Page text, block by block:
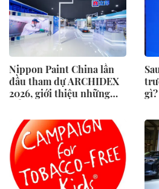
Nippon Paint China lần
đầu tham dự ARCHIDEX
2026, giới thiệu những
công nghiệp
gì?